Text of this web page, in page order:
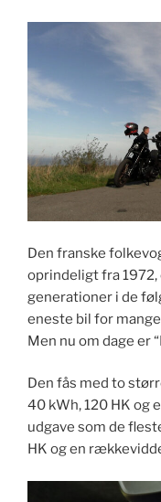
Den franske
oprindeligt fra
generationer i de
eneste bil for
Men nu om dage er
Den fås med to
40 kWh, 120 HK og
udgave som de
HK og en